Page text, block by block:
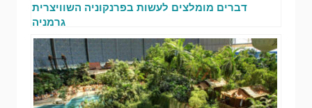
דברים מומלצים לעשות בפרנקוניה השוויצרית
גרמניה